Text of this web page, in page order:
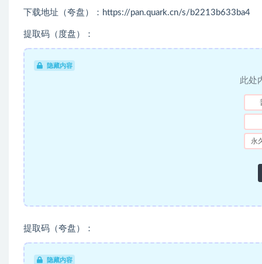
下载地址（夸盘）：https://pan.quark.cn/s/b2213b633ba4
提取码（度盘）：
隐藏内容
此处
永
提取码（夸盘）：
隐藏内容